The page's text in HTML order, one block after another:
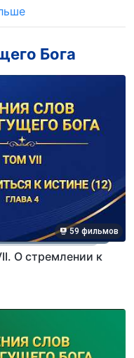
Бога
59 фильмов
О стремлении к